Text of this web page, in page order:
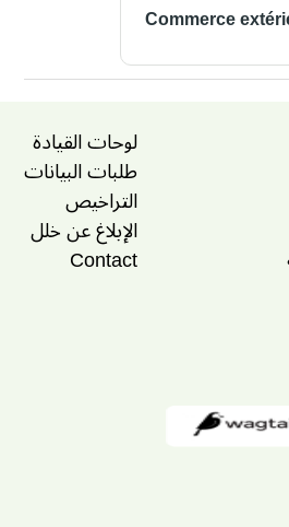
Commerce
لوحات القيادة
طلبات البيانات
التراخيص
الإبلاغ عن خلل
Contact